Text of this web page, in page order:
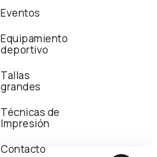
Eventos
Equipamiento
deportivo
Tallas
grandes
Técnicas de
Impresión
Contacto